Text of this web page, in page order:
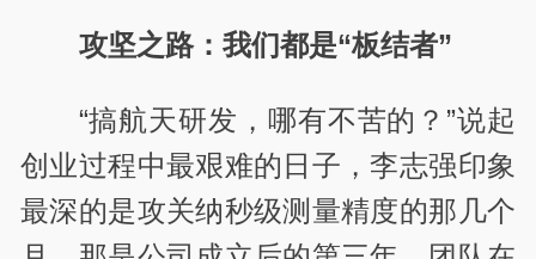
攻坚之路：我们都是“板结者”
“搞航天研发，哪有不苦的？”说起
创业过程中最艰难的日子，李志强印象
最深的是攻关纳秒级测量精度的那几个